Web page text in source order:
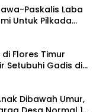
Paskalis Laba
Untuk Pilkada
Flores Timur
Setubuhi Gadis di
Dibawah Umur,